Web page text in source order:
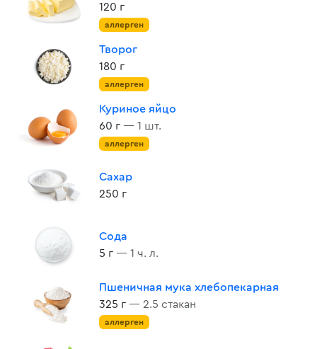
120 г
аллерген
Творог
180 г
аллерген
Куриное яйцо
60 г — 1 шт.
аллерген
Сахар
250 г
Сода
5 г — 1 ч. л.
Пшеничная мука хлебопекарная
325 г — 2.5 стакан
аллерген